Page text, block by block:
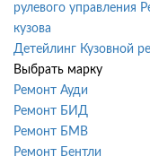
рулевого управления
кузова
Детейлинг Кузовной
Выбрать марку
Ремонт Ауди
Ремонт БИД
Ремонт БМВ
Ремонт Бентли